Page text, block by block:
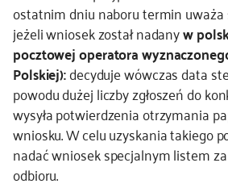
ostatnim dniu naboru termin uważa
jeżeli wniosek został nadanyw
pocztowej operatora
Polskiej):decyduje wówczas data
powodu dużej liczby zgłoszeń do
wysyła potwierdzenia otrzymania
wniosku. W celu uzyskania takiego
nadać wniosek specjalnym listem
odbioru.